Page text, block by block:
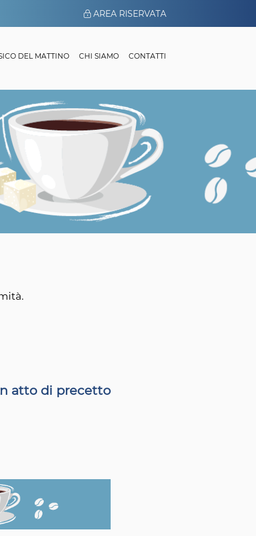
AREA RISERVATA
DEL MATTINO CHI SIAMO CONTATTI
atto di precetto